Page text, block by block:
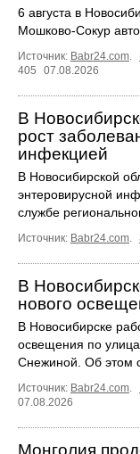
6 августа в
Мошково-Сокур
Источник: Babr24.com.
405
07.08.2026
В
рост
инфекцией
В Новосибирской
энтеровирусной
службе
Источник: Babr24.com.
В
нового
В Новосибирске
освещения по
Снежиной. Об этом
Источник: Babr24.com.
07.08.2026
Монголия